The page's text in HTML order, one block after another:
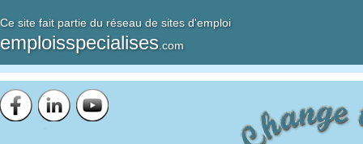
Ce site fait partie du réseau de sites d'emploi
emploisspecialises .com